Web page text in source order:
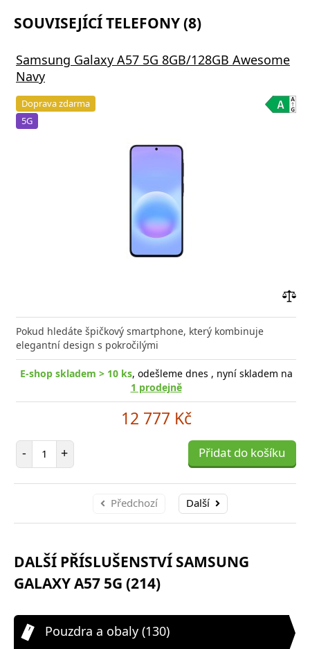
SOUVISEJÍCÍ TELEFONY (8)
Samsung Galaxy A57 5G 8GB/128GB Awesome
Navy
Doprava zdarma
5G
Pokud hledáte špičkový smartphone, který kombinuje
elegantní design s pokročilými
E-shop skladem > 10 ks, odešleme dnes , nyní skladem na
1 prodejně
12 777 Kč
- Počet položek
+ Přidat do košíku
Předchozí Další
DALŠÍ PŘÍSLUŠENSTVÍ SAMSUNG
GALAXY A57 5G (214)
Pouzdra a obaly (130)